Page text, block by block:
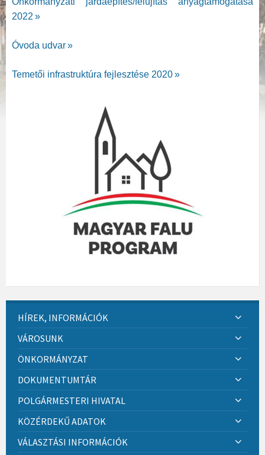
2022 »
Óvoda udvar»
Temetői infrastruktúra fejlesztése 2020»
HÍREK, INFORMÁCIÓK
VÁROSUNK
ÖNKORMÁNYZAT
DOKUMENTUMTÁR
POLGÁRMESTERI HIVATAL
KÖZÉRDEKŰ ADATOK
VÁLASZTÁSI INFORMÁCIÓK